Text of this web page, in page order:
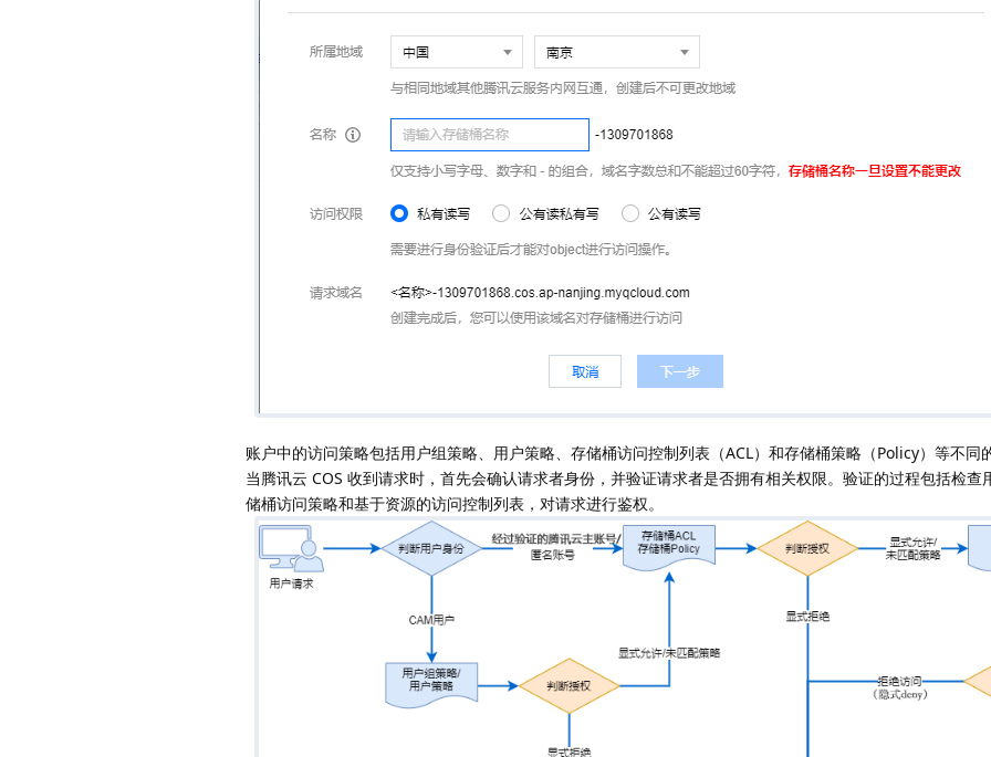
账户中的访问策略包括用户组策略、用户策略、存储桶访问控制列表（ACL）和存储桶策略（Policy）等不同
当腾讯云 COS 收到请求时，首先会确认请求者身份，并验证请求者是否拥有相关权限。验证的过程包括检查
储桶访问策略和基于资源的访问控制列表，对请求进行鉴权。